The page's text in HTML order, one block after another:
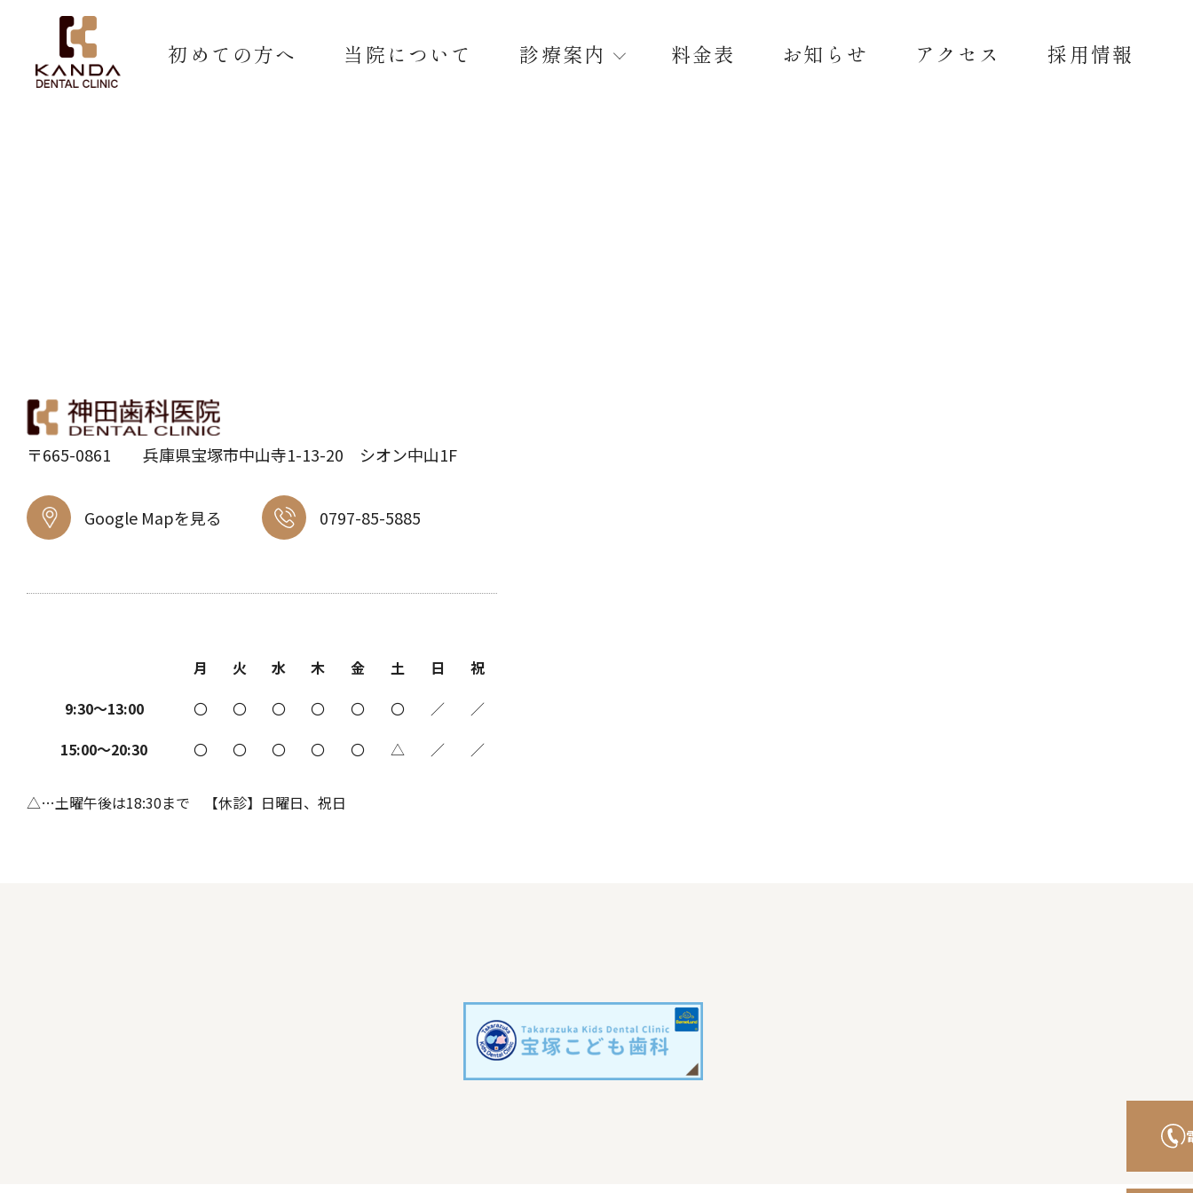
初めての方へ 当院について 診療案内 料金表 お知らせ アクセス 採用情報
〒665-0861 兵庫県宝塚市中山寺1-13-20 シオン中山1F
Google Mapを見る 0797-85-5885
月 火 水 木 金 土 日
祝
9:30～13:00
〇 〇 〇 〇 〇 〇 ／
／
15:00～20:30
〇 〇 〇 〇 〇 △ ／ ／
△…土曜午後は18:30まで 【休診】日曜日、祝日